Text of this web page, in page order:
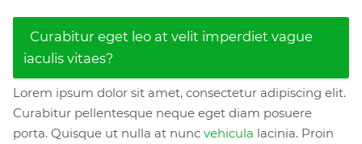
Curabitur eget leo at velit imperdiet vague
iaculis vitaes?
Lorem ipsum dolor sit amet, consectetur adipiscing elit.
Curabitur pellentesque neque eget diam posuere
porta. Quisque ut nulla at nunc vehicula lacinia. Proin